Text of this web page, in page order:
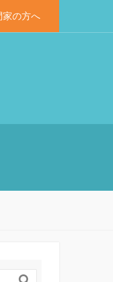
家の方へ
